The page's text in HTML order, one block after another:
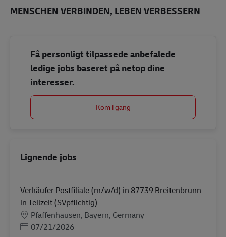
MENSCHEN VERBINDEN, LEBEN VERBESSERN
Få personligt tilpassede anbefalede
ledige jobs baseret på netop dine
interesser.
Kom i gang
Lignende jobs
Verkäufer Postfiliale (m/w/d) in 87739 Breitenbrunn
in Teilzeit (SVpflichtig)
Lokation
Pfaffenhausen, Bayern, Germany
Posted Date
07/21/2026